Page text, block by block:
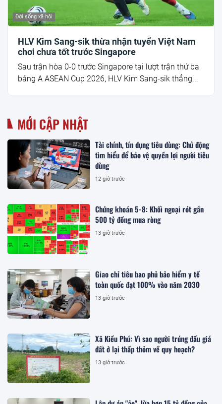
Đời sống xã hội
HLV Kim Sang-sik thừa nhận tuyển Việt Nam
chơi chưa tốt trước Singapore
Sau trận hòa 0-0 trước Singapore tại lượt trận thứ ba
bảng A ASEAN Cup 2026, HLV Kim Sang-sik thẳng...
MỚI CẬP NHẬT
Tài chính, tín dụng tiêu dùng: Chủ động
tìm hiểu để bảo vệ quyền lợi người tiêu
dùng
12 giờ trước
Chứng khoán 5-8: Khối ngoại rót gần
500 tỷ đồng mua ròng
13 giờ trước
Giao chỉ tiêu bao phủ bảo hiểm y tế
toàn quốc đạt 100% vào năm 2030
13 giờ trước
Xã Kiều Phú: Vì sao người trúng đấu giá
đất ở lại thấp thỏm về quy hoạch?
13 giờ trước